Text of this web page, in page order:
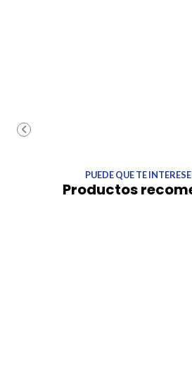
PUEDE QUE TE
Productos